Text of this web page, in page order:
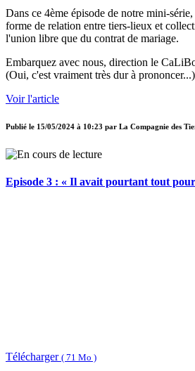
Dans ce 4ème épisode de notre mini-
forme de relation entre tiers-lieux et
l'union libre que du contrat de mariage.
Embarquez avec nous, direction le
(Oui, c'est vraiment très dur à
Voir l'article
Publié le 15/05/2024 à 10:23 par La Compagnie des
Episode 3 : « Il avait pourtant tout
Télécharger ( 71 Mo )